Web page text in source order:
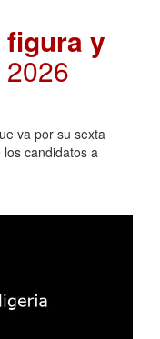
y
va por su sexta
candidatos a